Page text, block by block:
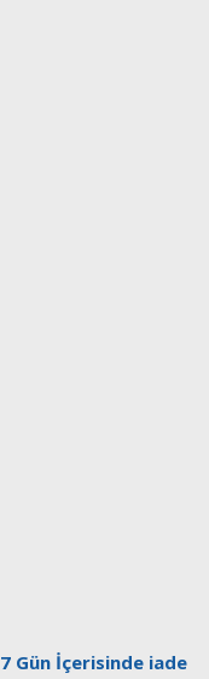
7 Gün İçerisinde iade